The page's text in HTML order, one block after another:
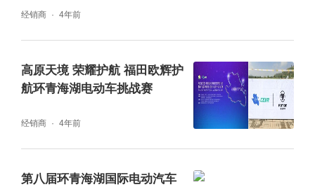
作为业界知名专家，邓波表示：中国汽研作为
行业第三方权威检测机构，始终致力于围绕消
费者关注的痛点问题，以标准和测评认证为牵
经销商 4年前
高原天境 荣耀护航 福田欧辉护
航环青海湖电动车挑战赛
经销商 4年前
第八届环青海湖国际电动汽车